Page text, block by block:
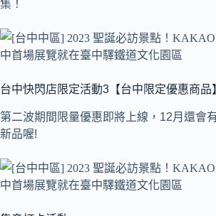
集！
台中快閃店限定活動3【台中限定優惠商品
第二波期間限量優惠即將上線，12月還會
新品喔!